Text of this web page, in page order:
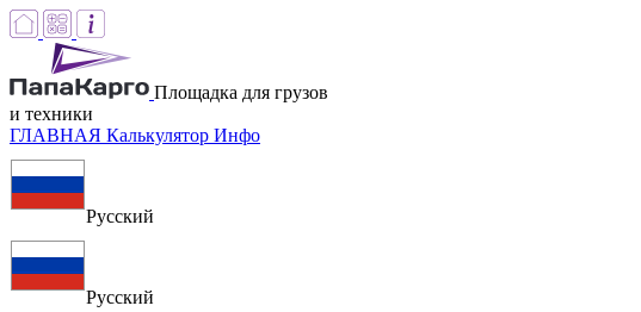
Площадка для грузов
и техники
ГЛАВНАЯ Калькулятор Инфо
Русский
Русский